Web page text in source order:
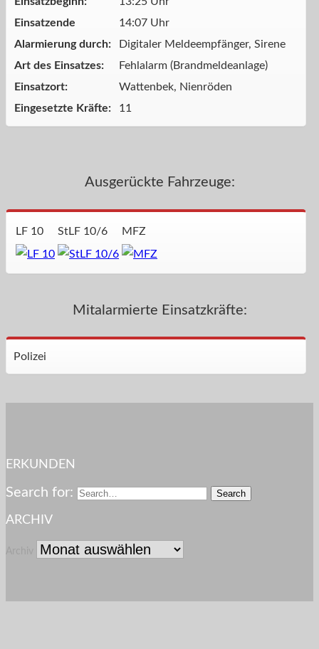
Einsatzende
14:07 Uhr
Alarmierung durch:
Digitaler Meldeempfänger, Sirene
Art des Einsatzes:
Fehlalarm (Brandmeldeanlage)
Einsatzort:
Wattenbek, Nienröden
Eingesetzte Kräfte:
11
Ausgerückte Fahrzeuge:
LF 10 StLF 10/6 MFZ
Mitalarmierte Einsatzkräfte:
Polizei
ERKUNDEN
Search for:
ARCHIV